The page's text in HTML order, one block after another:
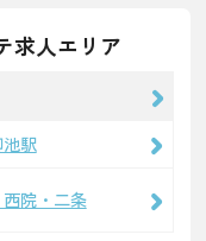
求人エリア
駅
院・二条